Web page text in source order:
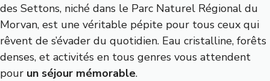
des Settons, niché dans le Parc Naturel Régional du
Morvan, est une véritable pépite pour tous ceux qui
rêvent de s’évader du quotidien. Eau cristalline, forêts
denses, et activités en tous genres vous attendent
pour un séjour mémorable.